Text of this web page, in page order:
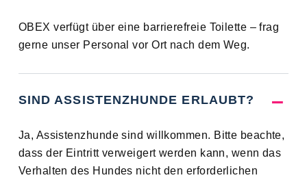
OBEX verfügt über eine barrierefreie Toilette – frag
gerne unser Personal vor Ort nach dem Weg.
SIND ASSISTENZHUNDE ERLAUBT?
Ja, Assistenzhunde sind willkommen. Bitte beachte,
dass der Eintritt verweigert werden kann, wenn das
Verhalten des Hundes nicht den erforderlichen